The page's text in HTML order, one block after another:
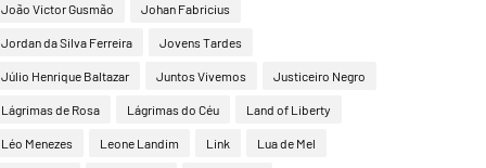
João Victor Gusmão Johan Fabricius
Jordan da Silva Ferreira Jovens Tardes
Júlio Henrique Baltazar Juntos Vivemos Justiceiro Negro
Lágrimas de Rosa Lágrimas do Céu Land of Liberty
Léo Menezes Leone Landim Link Lua de Mel